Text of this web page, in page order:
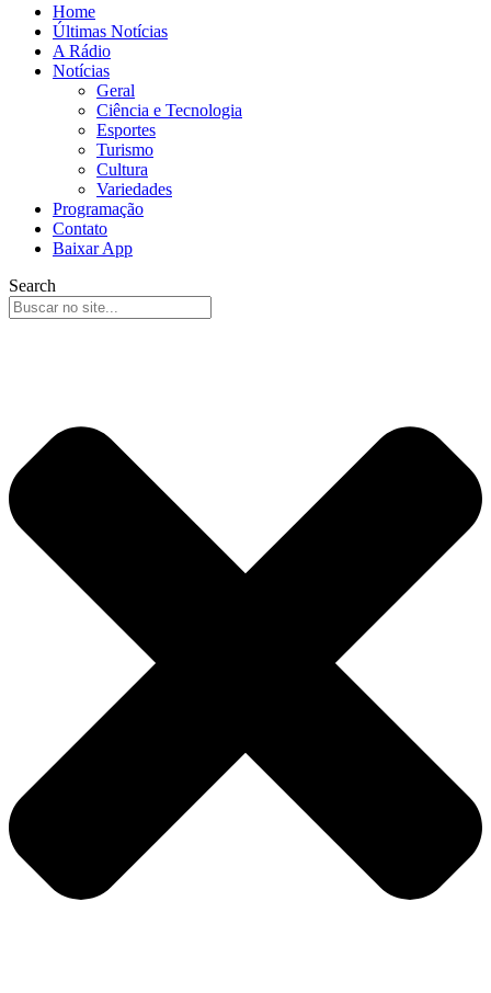
Home
Últimas Notícias
A Rádio
Notícias
Geral
Ciência e Tecnologia
Esportes
Turismo
Cultura
Variedades
Programação
Contato
Baixar App
Search